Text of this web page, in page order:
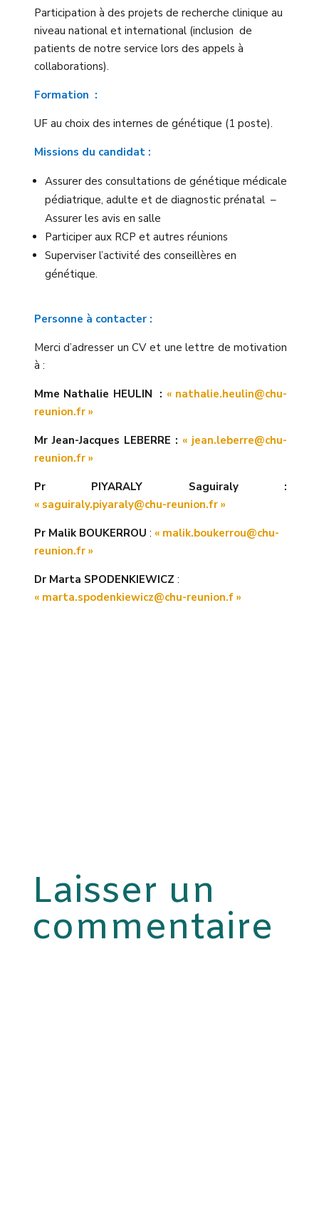
Participation à des projets de recherche clinique au
niveau national et international (inclusion de
patients de notre service lors des appels à
collaborations).
Formation :
UF au choix des internes de génétique (1 poste).
Missions du candidat :
Assurer des consultations de génétique médicale
pédiatrique, adulte et de diagnostic prénatal –
Assurer les avis en salle
Participer aux RCP et autres réunions
Superviser l’activité des conseillères en
génétique.
Personne à contacter :
Merci d’adresser un CV et une lettre de motivation
à :
Mme Nathalie HEULIN : « nathalie.heulin@chu-
reunion.fr »
Mr Jean-Jacques LEBERRE : « jean.leberre@chu-
reunion.fr »
Pr PIYARALY Saguiraly :
« saguiraly.piyaraly@chu-reunion.fr »
Pr Malik BOUKERROU : « malik.boukerrou@chu-
reunion.fr »
Dr Marta SPODENKIEWICZ :
« marta.spodenkiewicz@chu-reunion.f »
Laisser un
commentaire